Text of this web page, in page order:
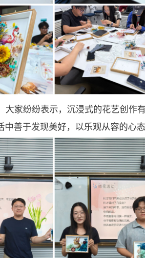
家纷纷表示，沉浸式的花艺创作
善于发现美好，以乐观从容的心态